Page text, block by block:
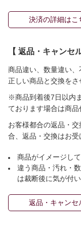
決済の詳細はこ
【 返品・キャンセ
商品違い、数量違い、
正しい商品と交換をさ
※商品到着後7日以内
ております場合は商品
お客様都合の返品・
合、返品・交換はお受
商品がイメージし
違う商品・汚れ・
は裁断後に気が付
返品・キャンセ